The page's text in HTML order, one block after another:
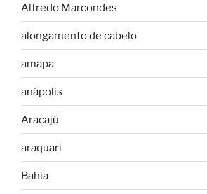
Alfredo Marcondes
alongamento de cabelo
amapa
anápolis
Aracajú
araquari
Bahia